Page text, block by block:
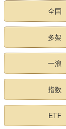
全国
多架
一浪
指数
ETF